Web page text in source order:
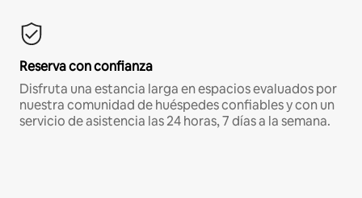
Reserva con confianza
Disfruta una estancia larga en espacios evaluados por
nuestra comunidad de huéspedes confiables y con un
servicio de asistencia las 24 horas, 7 días a la semana.